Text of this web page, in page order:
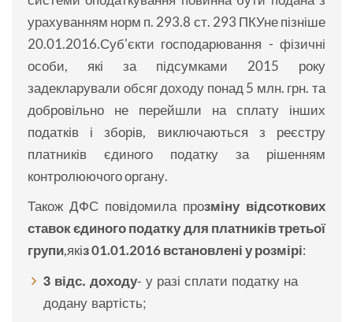
урахуванням норм п. 293.8 ст. 293 ПКУне пізніше
20.01.2016.Суб'єкти господарювання - фізичні
особи, які за підсумками 2015 року
задекларували обсяг доходу понад 5 млн. грн. та
добровільно не перейшли на сплату інших
податків і зборів, виключаються з реєстру
платників єдиного податку за рішенням
контролюючого органу.
Також ДФС повідомила прозміну відсоткових
ставок єдиного податку для платників третьої
групи,якіз 01.01.2016 встановлені у розмірі:
3 відс. доходу- у разі сплати податку на
додану вартість;